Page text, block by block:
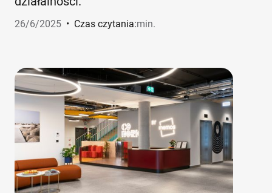
26/6/2025 • Czas czytania:min.